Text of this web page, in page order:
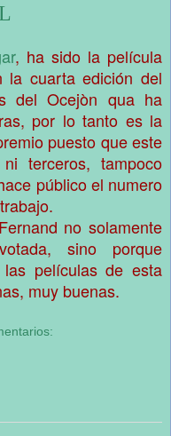
, ha sido la película
la cuarta edición del
del Ocejòn qua ha
por lo tanto es la
puesto que este
terceros, tampoco
público el numero
no solamente
sino porque
películas de esta
muy buenas.